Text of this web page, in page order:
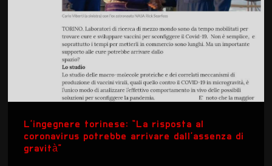
L’ingegnere torinese: “La risposta al
coronavirus potrebbe arrivare dall'assenza di
gravità”